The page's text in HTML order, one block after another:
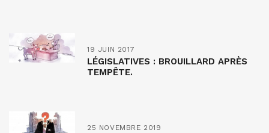
19 JUIN 2017
LÉGISLATIVES : BROUILLARD APRÈS
TEMPÊTE.
25 NOVEMBRE 2019